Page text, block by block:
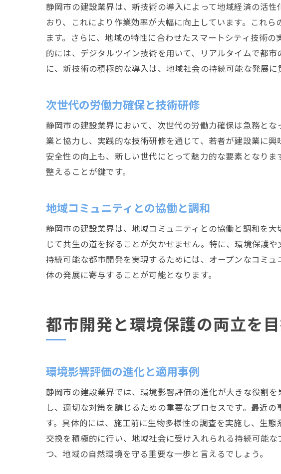
地域全
スマー
技術者
地域住
持続可
都市
技術革
業界全
静岡市の建
文化と
地域全
市民参
静岡市の建設業界は、新技術の導入によって地域経済の活
おり、これにより作業効率が大幅に向上しています。これ
ます。さらに、地域の特性に合わせたスマートシティ技術
的には、デジタルツイン技術を用いて、リアルタイムで都
に、新技術の積極的な導入は、地域社会の持続可能な発展
次世代の労働力確保と技術研修
静岡市の建設業界において、次世代の労働力確保は急務と
業と協力し、実践的な技術研修を通じて、若者が建設業に
安全性の向上も、新しい世代にとって魅力的な要素となり
整えることが鍵です。
地域コミュニティとの協働と調和
静岡市の建設業界は、地域コミュニティとの協働と調和を
じて共生の道を探ることが欠かせません。特に、環境保護
持続可能な都市開発を実現するためには、オープンなコミ
体の発展に寄与することが可能となります。
都市開発と環境保護の両立を
環境影響評価の進化と適用事例
静岡市の建設業界では、環境影響評価の進化が大きな役割
し、適切な対策を講じるための重要なプロセスです。最近
す。具体的には、施工前に生物多様性の調査を実施し、生
交換を積極的に行い、地域社会に受け入れられる持続可能
つ、地域の自然環境を守る重要な一歩と言えるでしょう。